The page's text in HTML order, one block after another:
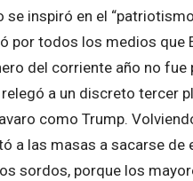
se inspiró en el
por todos los medios que
del corriente año no fue
a un discreto tercer
como Trump.
a las masas a sacarse de
sordos, porque los